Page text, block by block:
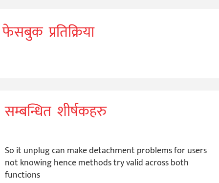
फेसबुक प्रतिक्रिया
सम्बन्धित शीर्षकहरु
So it unplug can make detachment problems for users
not knowing hence methods try valid across both
functions